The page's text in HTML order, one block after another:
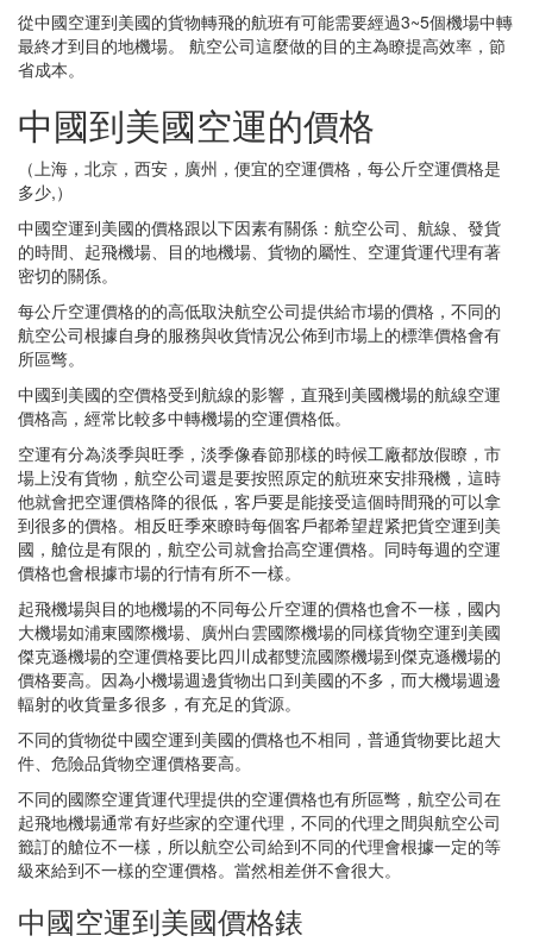
從中國空運到美國的貨物轉飛的航班有可能需要經過3~5個機場中轉
最終才到目的地機場。 航空公司這麼做的目的主為瞭提高效率，節
省成本。
中國到美國空運的價格
（上海，北京，西安，廣州，便宜的空運價格，每公斤空運價格是
多少,）
中國空運到美國的價格跟以下因素有關係：航空公司、航線、發貨
的時間、起飛機場、目的地機場、貨物的屬性、空運貨運代理有著
密切的關係。
每公斤空運價格的的高低取決航空公司提供給市場的價格，不同的
航空公司根據自身的服務與收貨情况公佈到市場上的標準價格會有
所區彆。
中國到美國的空價格受到航線的影響，直飛到美國機場的航線空運
價格高，經常比較多中轉機場的空運價格低。
空運有分為淡季與旺季，淡季像春節那樣的時候工廠都放假瞭，市
場上没有貨物，航空公司還是要按照原定的航班來安排飛機，這時
他就會把空運價格降的很低，客戶要是能接受這個時間飛的可以拿
到很多的價格。相反旺季來瞭時每個客戶都希望趕紧把貨空運到美
國，艙位是有限的，航空公司就會抬高空運價格。同時每週的空運
價格也會根據市場的行情有所不一樣。
起飛機場與目的地機場的不同每公斤空運的價格也會不一樣，國内
大機場如浦東國際機場、廣州白雲國際機場的同樣貨物空運到美國
傑克遜機場的空運價格要比四川成都雙流國際機場到傑克遜機場的
價格要高。因為小機場週邊貨物出口到美國的不多，而大機場週邊
輻射的收貨量多很多，有充足的貨源。
不同的貨物從中國空運到美國的價格也不相同，普通貨物要比超大
件、危險品貨物空運價格要高。
不同的國際空運貨運代理提供的空運價格也有所區彆，航空公司在
起飛地機場通常有好些家的空運代理，不同的代理之間與航空公司
籤訂的艙位不一樣，所以航空公司給到不同的代理會根據一定的等
級來給到不一樣的空運價格。當然相差併不會很大。
中國空運到美國價格錶